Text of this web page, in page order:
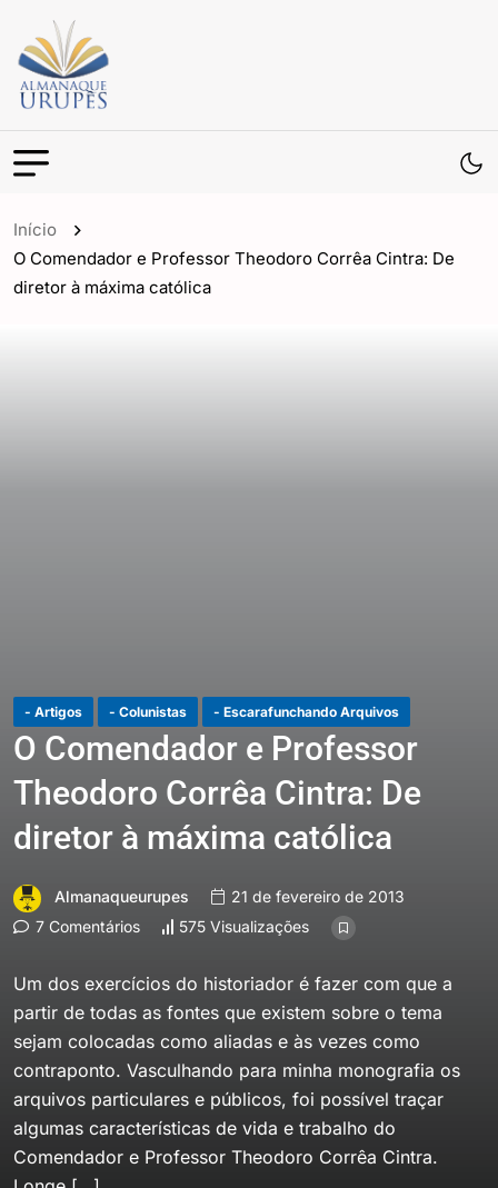
Início
O Comendador e Professor Theodoro Corrêa Cintra: De
diretor à máxima católica
- Artigos - Colunistas - Escarafunchando Arquivos
O Comendador e Professor
Theodoro Corrêa Cintra: De
diretor à máxima católica
Almanaqueurupes
21 de fevereiro de 2013
7 Comentários
575 Visualizações
Um dos exercícios do historiador é fazer com que a
partir de todas as fontes que existem sobre o tema
sejam colocadas como aliadas e às vezes como
contraponto. Vasculhando para minha monografia os
arquivos particulares e públicos, foi possível traçar
algumas características de vida e trabalho do
Comendador e Professor Theodoro Corrêa Cintra.